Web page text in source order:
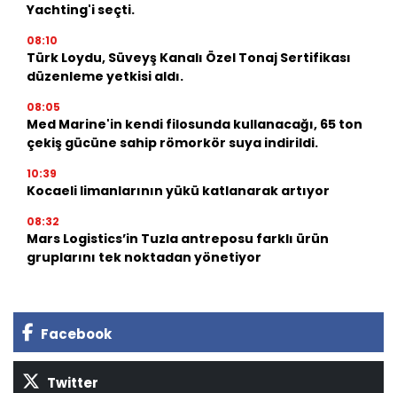
Yachting'i seçti.
08:10
Türk Loydu, Süveyş Kanalı Özel Tonaj Sertifikası
düzenleme yetkisi aldı.
08:05
Med Marine'in kendi filosunda kullanacağı, 65 ton
çekiş gücüne sahip römorkör suya indirildi.
10:39
Kocaeli limanlarının yükü katlanarak artıyor
08:32
Mars Logistics’in Tuzla antreposu farklı ürün
gruplarını tek noktadan yönetiyor
Facebook
Twitter